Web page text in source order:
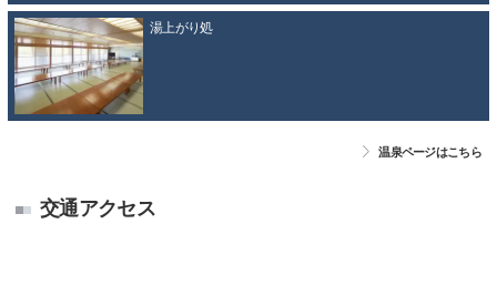
湯上がり処
温泉ページはこちら
交通アクセス